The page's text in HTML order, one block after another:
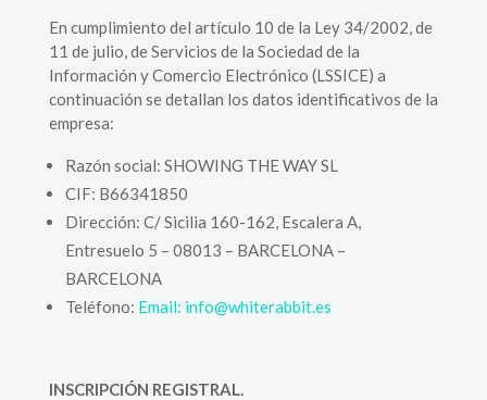
En cumplimiento del artículo 10 de la Ley 34/2002, de
11 de julio, de Servicios de la Sociedad de la
Información y Comercio Electrónico (LSSICE) a
continuación se detallan los datos identificativos de la
empresa:
Razón social: SHOWING THE WAY SL
CIF: B66341850
Dirección: C/ Sicilia 160-162, Escalera A,
Entresuelo 5 – 08013 – BARCELONA –
BARCELONA
Teléfono: Email: info@whiterabbit.es
INSCRIPCIÓN REGISTRAL.